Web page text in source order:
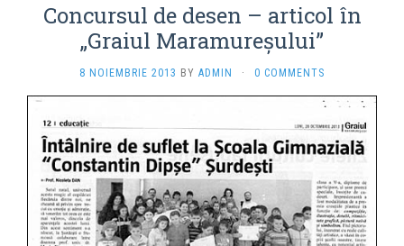
Concursul de desen – articol în
„Graiul Maramureşului”
8 NOIEMBRIE 2013 BY ADMIN · 0 COMMENTS